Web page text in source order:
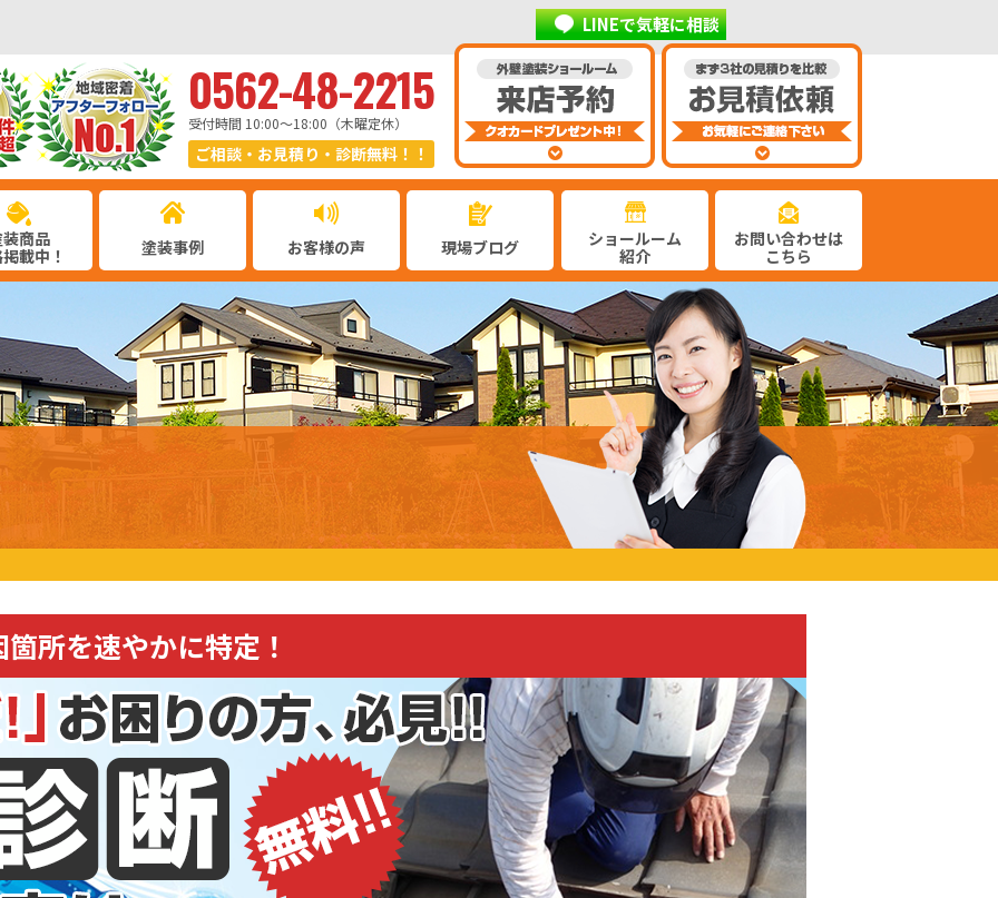
LINEで気軽に相談
0562-48-2215
受付時間 10:00〜18:00（木曜定休）
ご相談・お見積り・診断無料！！
商品
載中！
塗装事例 お客様の声 現場ブログ
ショールーム
紹介
お問い合わせは
こちら
所を速やかに特定！